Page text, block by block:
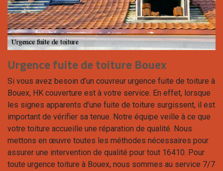
Urgence fuite de toiture Bouex
Si vous avez besoin d’un couvreur urgence fuite de toiture à
Bouex, HK couverture est à votre service. En effet, lorsque
les signes apparents d’une fuite de toiture surgissent, il est
important de vérifier sa tenue. Notre équipe veille à ce que
votre toiture accueille une réparation de qualité. Nous
mettons en œuvre toutes les méthodes nécessaires pour
assurer une intervention de qualité pour tout 16410. Pour
toute urgence toiture à Bouex, nous sommes au service 7/7